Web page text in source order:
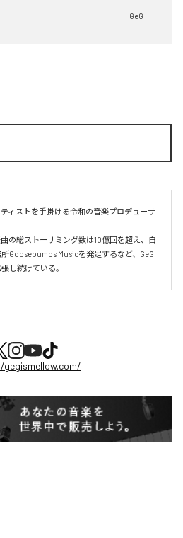
GeG
ィストを手掛ける令和の音楽プロデューサ
の総ストーリミング数は10億回を超え、自
Goosebumps Musicを発足するなど、GeG
し続けている。